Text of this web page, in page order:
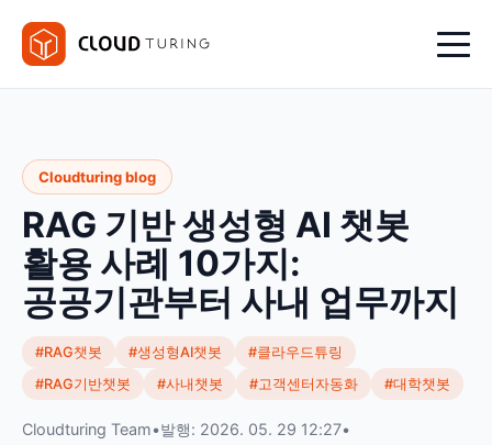
Cloudturing blog
RAG 기반 생성형 AI 챗봇
활용 사례 10가지:
공공기관부터 사내 업무까지
#RAG챗봇 #생성형AI챗봇
#클라우드튜링
#RAG기반챗봇
#사내챗봇 #고객센터자동화 #대학챗봇
Cloudturing Team•발행: 2026. 05. 29 12:27•